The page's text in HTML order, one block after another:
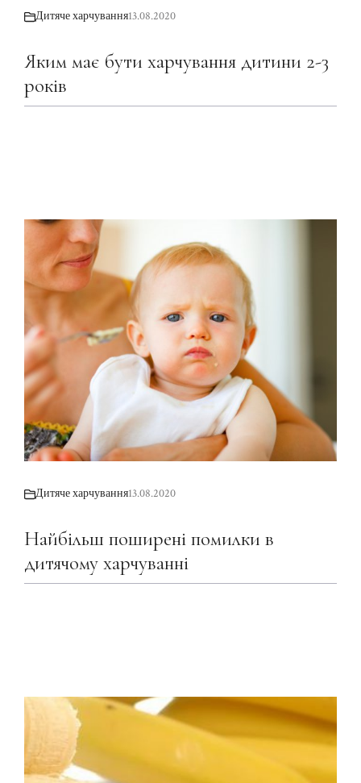
Дитяче харчування13.08.2020
Яким має бути харчування дитини 2-3
років
Дитяче харчування13.08.2020
Найбільш поширені помилки в
дитячому харчуванні